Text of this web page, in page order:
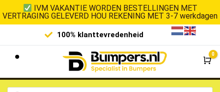
IVM VAKANTIE WORDEN BESTELLINGEN MET
VERTRAGING GELEVERD HOU REKENING MET 3-7 werkdagen
100% klanttevredenheid
0